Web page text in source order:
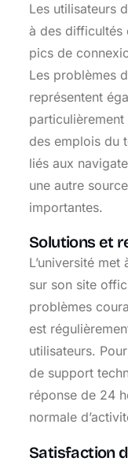
Les utilisateurs
à des difficultés
pics de
Les problèmes
représentent
des emplois du
liés aux
une autre
importantes.
Solutions et
L’université
sur son site
problèmes
est
utilisateurs.
de support
réponse de 24
normale
Satisfaction